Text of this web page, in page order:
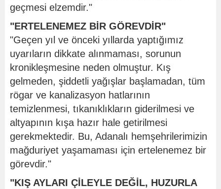
geçmesi elzemdir."
"ERTELENEMEZ BİR GÖREVDİR"
"Geçen yıl ve önceki yıllarda yaptığımız
uyarıların dikkate alınmaması, sorunun
kronikleşmesine neden olmuştur. Kış
gelmeden, şiddetli yağışlar başlamadan, tüm
rögar ve kanalizasyon hatlarının
temizlenmesi, tıkanıklıkların giderilmesi ve
altyapının kışa hazır hale getirilmesi
gerekmektedir. Bu, Adanalı hemşehrilerimizin
mağduriyet yaşamaması için ertelenemez bir
görevdir."
"KIŞ AYLARI ÇİLEYLE DEĞİL, HUZURLA